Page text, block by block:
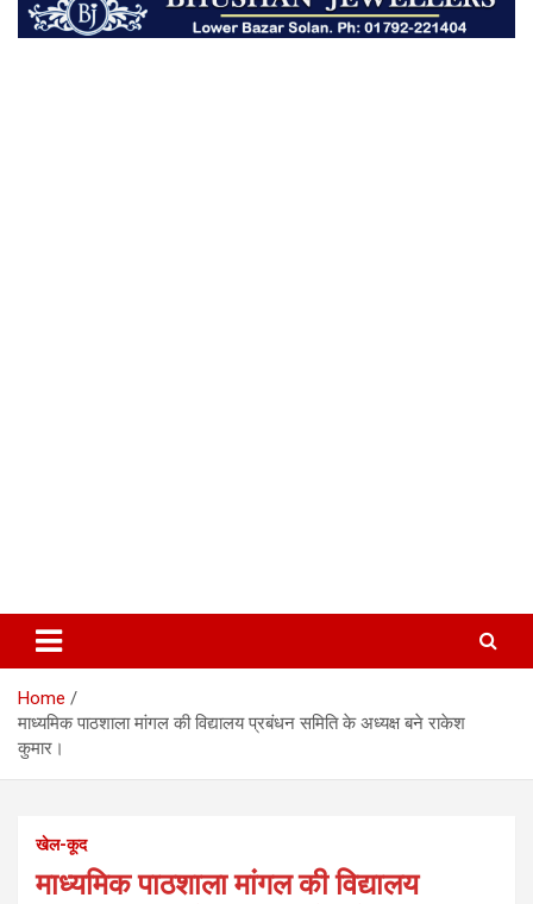
Home
माध्यमिक पाठशाला मांगल की विद्यालय प्रबंधन समिति के अध्यक्ष बने राकेश
कुमार।
खेल-कूद
माध्यमिक पाठशाला मांगल की विद्यालय